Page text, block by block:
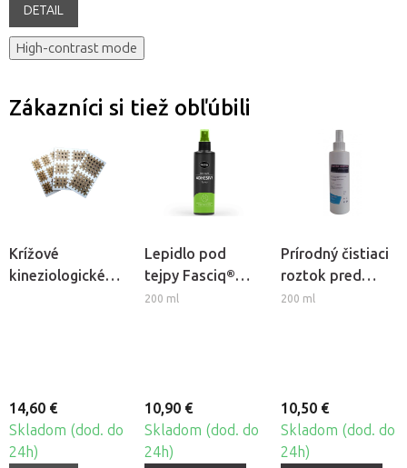
DETAIL
High-contrast mode
Zákazníci si tiež obľúbili
Krížové
kineziologické
14,60 €
Skladom (dod. do
24h)
Lepidlo pod
tejpy Fasciq®
Pre-Tape
200 ml
10,90 €
Skladom (dod. do
24h)
Prírodný čistiaci
roztok pred
tejpovaním
200 ml
10,50 €
Skladom (dod. do
24h)